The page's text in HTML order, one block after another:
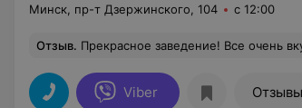
Минск, пр-т Дзержинского, 104 с 12:00
Отзыв. Прекрасное заведение! Все очень
Viber Отзывы